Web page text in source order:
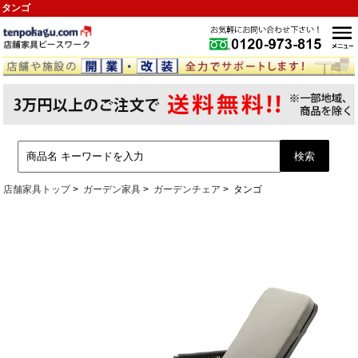
タンゴ
店舗家具トップ ガーデン家具 ガーデンチェア タンゴ